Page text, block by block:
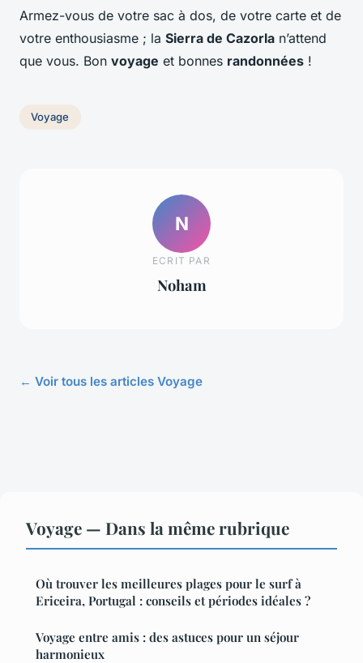
Armez-vous de votre sac à dos, de votre carte et de
votre enthousiasme ; la Sierra de Cazorla n’attend
que vous. Bon voyage et bonnes randonnées !
Voyage
N
ECRIT PAR
Noham
← Voir tous les articles Voyage
Voyage — Dans la même rubrique
Où trouver les meilleures plages pour le surf à
Ericeira, Portugal : conseils et périodes idéales ?
Voyage entre amis : des astuces pour un séjour
harmonieux